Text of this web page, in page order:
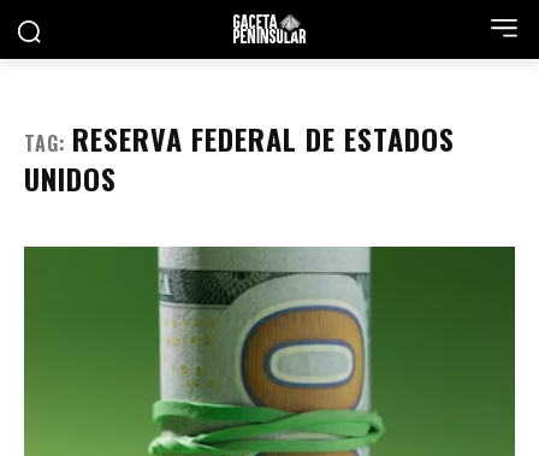
TAG: RESERVA FEDERAL DE ESTADOS
UNIDOS